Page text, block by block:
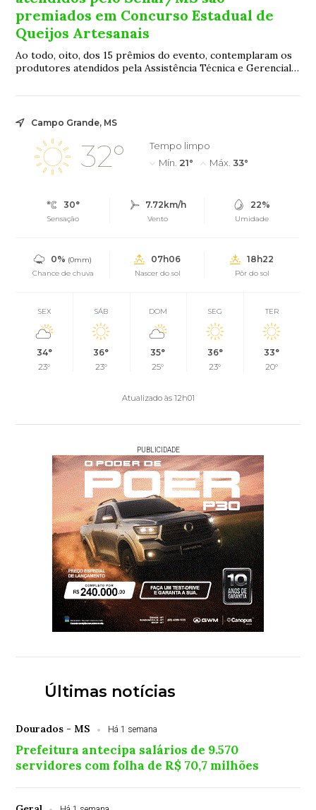
premiados em Concurso Estadual de
Queijos Artesanais
Ao todo, oito, dos 15 prêmios do evento, contemplaram os
produtores atendidos pela Assistência Técnica e Gerencial
Campo Grande, MS
32°
Tempo limpo
Mín. 21° Máx. 33°
30°
Sensação
7.72km/h
Vento
22%
Umidade
0% (0mm)
Chance de chuva
07h06
Nascer do sol
18h22
Pôr do sol
SEX
34°
23°
SÁB
36°
23°
DOM
35°
25°
SEG
36°
23°
TER
33°
20°
Atualizado às 12h01
PUBLICIDADE
Últimas notícias
Dourados - MS Há 1 semana
Prefeitura antecipa salários de 9.570
servidores com folha de R$ 70,7 milhões